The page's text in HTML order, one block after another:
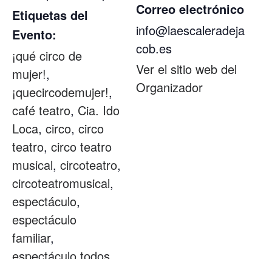
Etiquetas del
Evento:
¡qué circo de
mujer!,
¡quecircodemujer!,
café teatro, Cia. Ido
Loca, circo, circo
teatro, circo teatro
musical, circoteatro,
circoteatromusical,
espectáculo,
espectáculo
familiar,
Correo electrónico
info@laescaleradeja
cob.es
Ver el sitio web del
Organizador